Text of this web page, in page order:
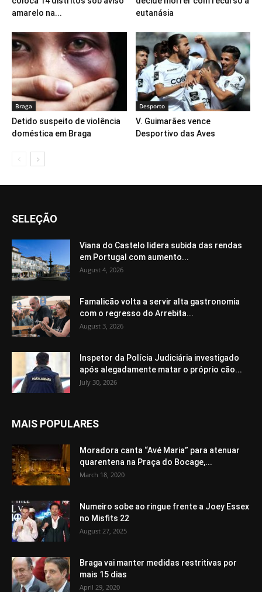
amarelo na...
eutanásia
Braga
Detido suspeito de violência
doméstica em Braga
Desporto
V. Guimarães vence
Desportivo das Aves
SELEÇÃO
Viana do Castelo lidera subida das rendas
em Portugal com aumento...
August 4, 2026
Famalicão volta a servir alta gastronomia
com o regresso do Arrebita...
August 3, 2026
Inspetor da Polícia Judiciária investigado
após alegadamente matar o próprio cão...
July 30, 2026
MAIS POPULARES
Moradora canta “Avé Maria” para atenuar
quarentena na Praça do Bocage,...
March 18, 2020
Numeiro sobe ao ringue frente a Joey Essex
no Misfits 22
August 27, 2025
Braga vai manter medidas restritivas por
mais 15 dias
April 29, 2020